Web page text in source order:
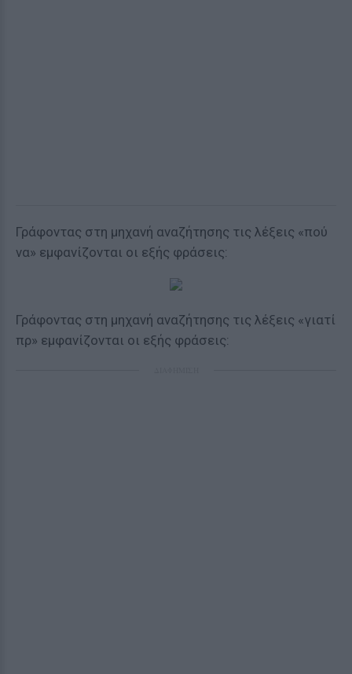
Γράφοντας στη μηχανή αναζήτησης τις λέξεις «πού
να» εμφανίζονται οι εξής φράσεις:
Γράφοντας στη μηχανή αναζήτησης τις λέξεις «γιατί
πρ» εμφανίζονται οι εξής φράσεις: